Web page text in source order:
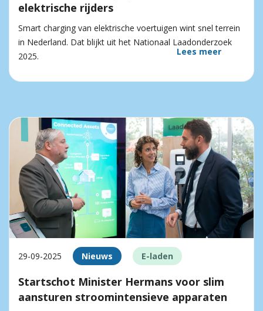
elektrische rijders
Smart charging van elektrische voertuigen wint snel terrein
in Nederland. Dat blijkt uit het Nationaal Laadonderzoek
2025.
Lees meer
29-09-2025 Nieuws E-laden
Startschot Minister Hermans voor slim
aansturen stroomintensieve apparaten